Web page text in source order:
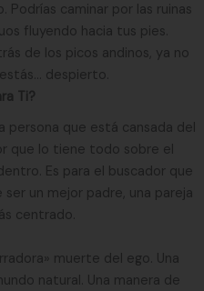
caminar por las ruinas
fluyendo hacia tus pies.
de los picos andinos, ya no
despierto.
Ti?
persona que está cansada del
que lo tiene todo sobre el
Es para el buscador que
un mejor padre, una pareja
centrado.
muerte del ego. Una
natural. Una manera de